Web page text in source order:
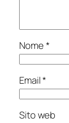
Nome*
Email*
Sito web